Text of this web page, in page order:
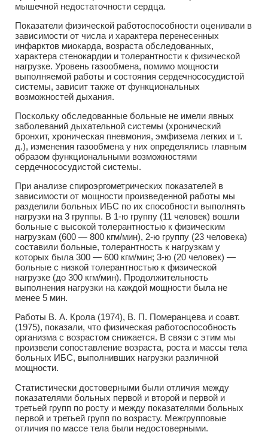
мышечной недостаточности сердца.
Показатели физической работоспособности оценивали в
зависимости от числа и характера перенесенных
инфарктов миокарда, возраста обследованных,
характера стенокардии и толерантности к физической
нагрузке. Уровень газообмена, помимо мощности
выполняемой работы и состояния сердечнососудистой
системы, зависит также от функциональных
возможностей дыхания.
Поскольку обследованные больные не имели явных
заболеваний дыхательной системы (хронический
бронхит, хроническая пневмония, эмфизема легких и т.
д.), изменения газообмена у них определялись главным
образом функциональными возможностями
сердечнососудистой системы.
При анализе спироэргометрических показателей в
зависимости от мощности произведенной работы мы
разделили больных ИБС по их способности выполнять
нагрузки на 3 группы. В 1-ю группу (11 человек) вошли
больные с высокой толерантностью к физическим
нагрузкам (600 — 800 кгм/мин), 2-ю группу (23 человека)
составили больные, толерантность к нагрузкам у
которых была 300 — 600 кгм/мин; 3-ю (20 человек) —
больные с низкой толерантностью к физической
нагрузке (до 300 кгм/мин). Продолжительность
выполнения нагрузки на каждой мощности была не
менее 5 мин.
Работы В. А. Крола (1974), В. П. Померанцева и соавт.
(1975), показали, что физическая работоспособность
организма с возрастом снижается. В связи с этим мы
произвели сопоставление возраста, роста и массы тела
больных ИБС, выполнивших нагрузки различной
мощности.
Статистически достоверными были отличия между
показателями больных первой и второй и первой и
третьей групп по росту и между показателями больных
первой и третьей групп по возрасту. Межгрупповые
отличия по массе тела были недостоверными.